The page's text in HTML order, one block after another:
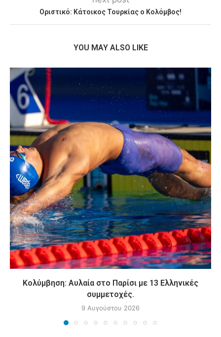
Οριστικό: Κάτοικος Τουρκίας ο Κολόμβος!
YOU MAY ALSO LIKE
Κολύμβηση: Αυλαία στο Παρίσι με 13 Ελληνικές
συμμετοχές.
9 Αυγούστου 2026